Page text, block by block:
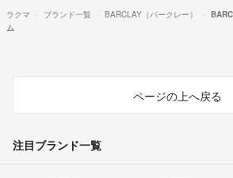
ラクマ ブランド一覧 BARCLAY（バークレー）
ム
ページの上へ戻る
注目ブランド一覧